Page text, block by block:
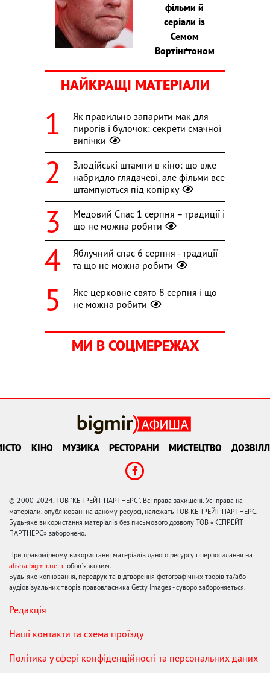
фільми й
серіали із
Семом
Вортінґтоном
НАЙКРАЩІ МАТЕРІАЛИ
Як правильно запарити мак для
пирогів і булочок: секрети смачної
випічки
Злодійські штампи в кіно: що вже
набридло глядачеві, але фільми все
штампуються під копірку
Медовий Спас 1 серпня – традиції і
що не можна робити
Яблучний спас 6 серпня - традиції
та що не можна робити
Яке церковне свято 8 серпня і що
не можна робити
МИ В СОЦМЕРЕЖАХ
КІНО МУЗИКА РЕСТОРАНИ МИСТЕЦТВО
© 2000-2024, ТОВ "КЕПРЕЙТ ПАРТНЕРС". Всі права захищені. Усі права на
матеріали, опубліковані на даному ресурсі, належать ТОВ КЕПРЕЙТ ПАРТНЕРС.
Будь-яке використання матеріалів без письмового дозволу ТОВ «КЕПРЕЙТ
ПАРТНЕРС» заборонено.
При правомірному використанні матеріалів даного ресурсу гіперпосилання на
afisha.bigmir.net є обов'язковим.
Будь-яке копіювання, передрук та відтворення фотографічних творів та/або
аудіовізуальних творів правовласника Getty Images - суворо забороняється.
Редакція
Наші контакти та схема проїзду
Політика у сфері конфіденційності та персональних даних